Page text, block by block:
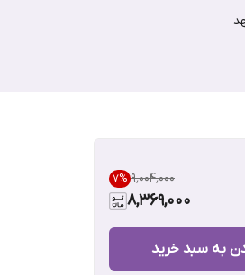
۹٬۰۰۴٬۰۰۰ 7%
8,369,000
به سبد خرید